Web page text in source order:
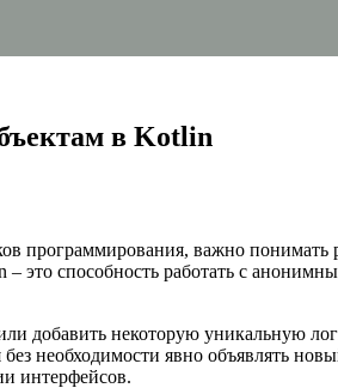
в Kotlin
программирования, важно
это способность работать с
добавить некоторую уникальную
необходимости явно объявлять
интерфейсов.